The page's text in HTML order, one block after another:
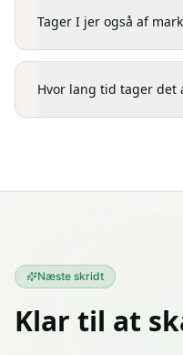
Tager I jer også af
Hvor lang tid tager det
Næste skridt
Klar til at